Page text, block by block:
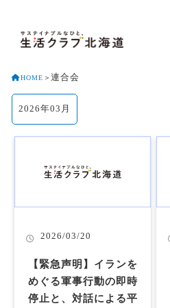
HOME ＞ 連合会
2026年03月
2026/03/20
【緊急声明】イランを
めぐる軍事行動の即時
停止と、対話による平